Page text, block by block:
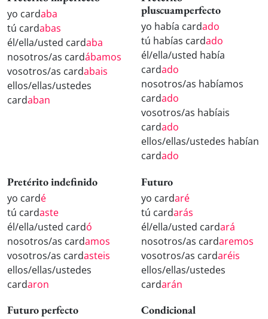
yo cardaba
tú cardabas
él/ella/usted cardaba
nosotros/as cardábamos
vosotros/as cardabais
ellos/ellas/ustedes
cardaban
pluscuamperfecto
yo había cardado
tú habías cardado
él/ella/usted había
cardado
nosotros/as habíamos
cardado
vosotros/as habíais
cardado
ellos/ellas/ustedes habían
cardado
Pretérito indefinido
yo cardé
tú cardaste
él/ella/usted cardó
nosotros/as cardamos
vosotros/as cardasteis
ellos/ellas/ustedes
cardaron
Futuro
yo cardaré
tú cardarás
él/ella/usted cardará
nosotros/as cardaremos
vosotros/as cardaréis
ellos/ellas/ustedes
cardarán
Futuro perfecto Condicional